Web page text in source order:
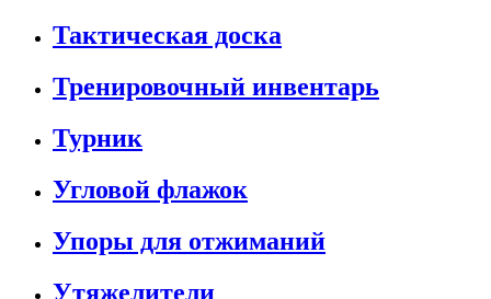
Тактическая доска
Тренировочный инвентарь
Турник
Угловой флажок
Упоры для отжиманий
Утяжелители